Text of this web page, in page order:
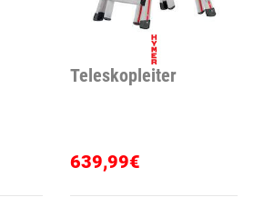
Teleskopleiter
639,99€